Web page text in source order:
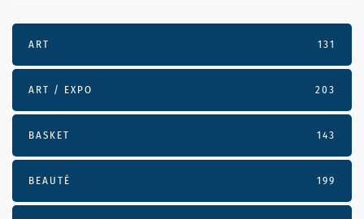
ART 131
ART / EXPO 203
BASKET 143
BEAUTÉ 199